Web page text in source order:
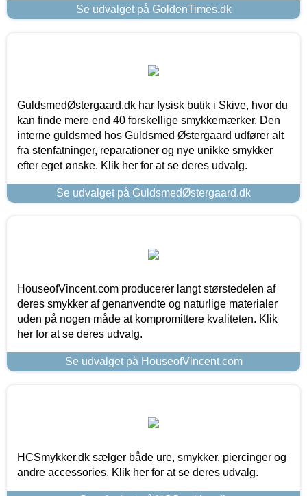
Se udvalget på GoldenTimes.dk
GuldsmedØstergaard.dk har fysisk butik i Skive, hvor du
kan finde mere end 40 forskellige smykkemærker. Den
interne guldsmed hos Guldsmed Østergaard udfører alt
fra stenfatninger, reparationer og nye unikke smykker
efter eget ønske. Klik her for at se deres udvalg.
Se udvalget på GuldsmedØstergaard.dk
HouseofVincent.com producerer langt størstedelen af
deres smykker af genanvendte og naturlige materialer
uden på nogen måde at kompromittere kvaliteten. Klik
her for at se deres udvalg.
Se udvalget på HouseofVincent.com
HCSmykker.dk sælger både ure, smykker, piercinger og
andre accessories. Klik her for at se deres udvalg.